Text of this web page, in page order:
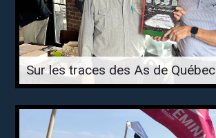
Sur les traces des As de Québec